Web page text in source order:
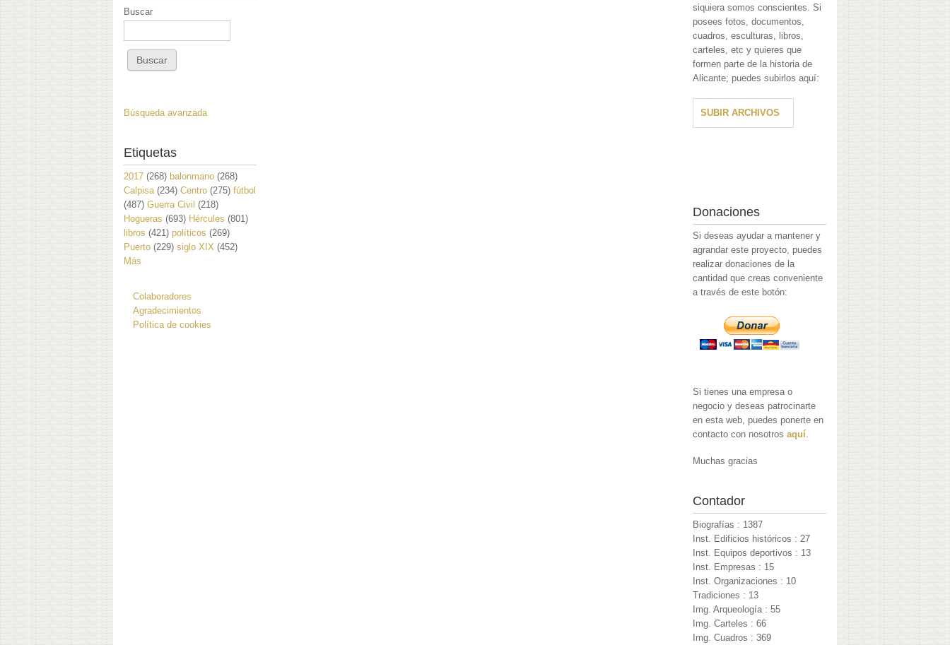
Buscar
Búsqueda avanzada
Etiquetas
2017 (268) balonmano (268)
Calpisa (234) Centro (275) fútbol
(487) Guerra Civil (218)
Hogueras (693) Hércules (801)
libros (421) políticos (269)
Puerto (229) siglo XIX (452)
Más
Colaboradores
Agradecimientos
Política de cookies
siquiera somos conscientes. Si
posees fotos, documentos,
cuadros, esculturas, libros,
carteles, etc y quieres que
formen parte de la historia de
Alicante; puedes subirlos aquí:
SUBIR ARCHIVOS
Donaciones
Si deseas ayudar a mantener y
agrandar este proyecto, puedes
realizar donaciones de la
cantidad que creas conveniente
a través de este botón:
Si tienes una empresa o
negocio y deseas patrocinarte
en esta web, puedes ponerte en
contacto con nosotrosaquí.
Muchas gracias
Contador
Biografías : 1387
Inst. Edificios históricos : 27
Inst. Equipos deportivos : 13
Inst. Empresas : 15
Inst. Organizaciones : 10
Tradiciones : 13
Img. Arqueología : 55
Img. Carteles : 66
Img. Cuadros : 369